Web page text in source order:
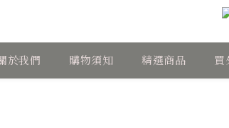
於我們 購物須知 精選商品 買